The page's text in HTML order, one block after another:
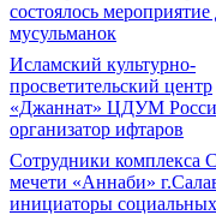
состоялось мероприятие
мусульманок
Исламский культурно-
просветительский центр
«Джаннат» ЦДУМ
организатор ифтаров
Сотрудники комплекса
мечети «Аннаби»
инициаторы